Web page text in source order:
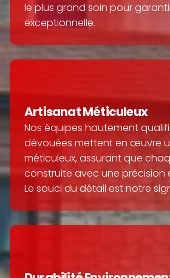
le plus grand soin pour
exceptionnelle.
Artisanat Méticuleux
Nos équipes hautement
dévouées mettent en œuvre
méticuleux, assurant que
construite avec une précision
Le souci du détail est notre